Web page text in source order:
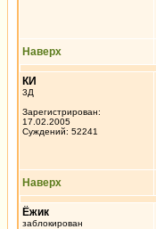
Наверх
КИ
3Д
Зарегистрирован:
17.02.2005
Суждений: 52241
Наверх
Ёжик
заблокирован